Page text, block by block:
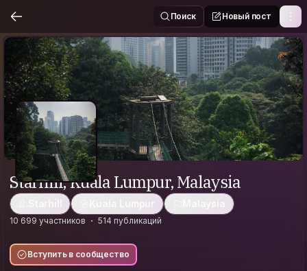
Поиск Новый пост
Starhill, Kuala Lumpur, Malaysia
Starhill Kuala Lumpur Malaysia
10 699 участников 514 публикаций
Вступить в сообщество